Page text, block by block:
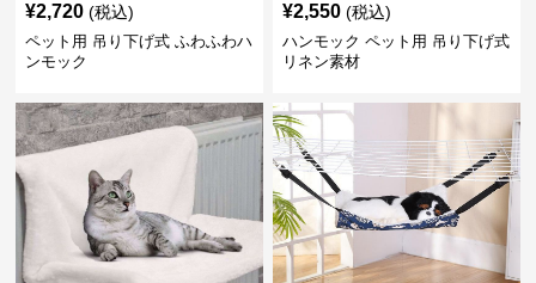
¥2,720 (税込)
ペット用 吊り下げ式 ふわふわハ
ンモック
¥2,550 (税込)
ハンモック ペット用 吊り下げ式
リネン素材